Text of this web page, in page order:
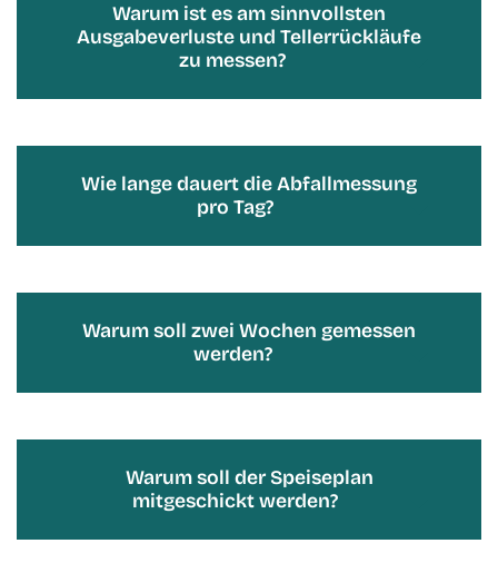
Warum ist es am sinnvollsten
Ausgabeverluste und Tellerrückläufe
zu messen?
Wie lange dauert die Abfallmessung
pro Tag?
Warum soll zwei Wochen gemessen
werden?
Warum soll der Speiseplan
mitgeschickt werden?